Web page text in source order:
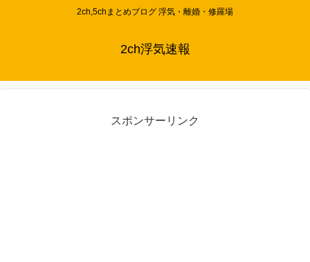
2ch,5chまとめブログ 浮気・離婚・修羅場
2ch浮気速報
スポンサーリンク